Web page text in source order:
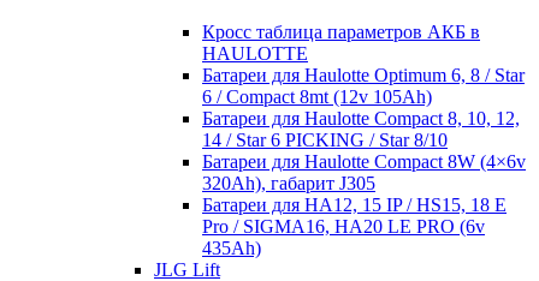
Кросc таблица параметров АКБ в
HAULOTTE
Батареи для Haulotte Optimum 6, 8 / Star
6 / Compact 8mt (12v 105Ah)
Батареи для Haulotte Compact 8, 10, 12,
14 / Star 6 PICKING / Star 8/10
Батареи для Haulotte Compact 8W (4×6v
320Ah), габарит J305
Батареи для HA12, 15 IP / HS15, 18 E
Pro / SIGMA16, HA20 LE PRO (6v
435Ah)
JLG Lift